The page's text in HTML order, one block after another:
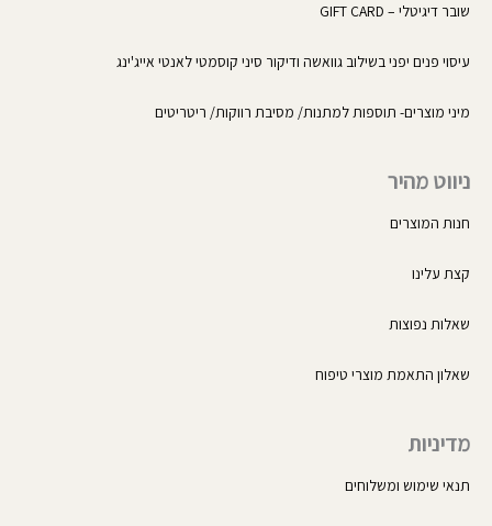
שובר דיגיטלי – GIFT CARD
עיסוי פנים יפני בשילוב גוואשה ודיקור סיני קוסמטי לאנטי אייג'ינג
מיני מוצרים- תוספות למתנות/ מסיבת רווקות/ ריטריטים
ניווט מהיר
חנות המוצרים
קצת עלינו
שאלות נפוצות
שאלון התאמת מוצרי טיפוח
מדיניות
תנאי שימוש ומשלוחים